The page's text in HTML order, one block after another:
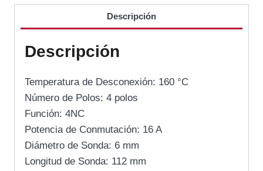
Descripción
Descripción
Temperatura de Desconexión: 160 °C
Número de Polos: 4 polos
Función: 4NC
Potencia de Conmutación: 16 A
Diámetro de Sonda: 6 mm
Longitud de Sonda: 112 mm